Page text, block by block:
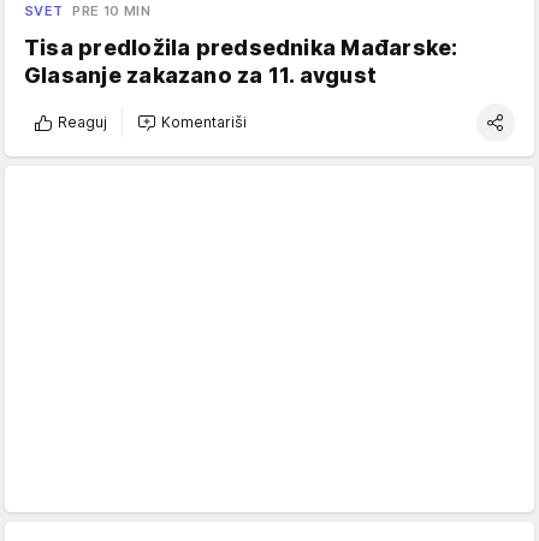
SVET PRE 10 MIN
Tisa predložila predsednika Mađarske:
Glasanje zakazano za 11. avgust
Reaguj Komentariši